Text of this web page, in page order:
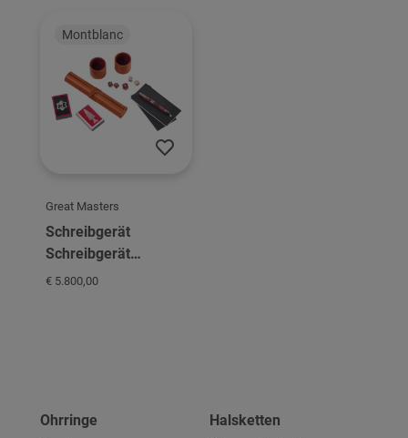
Montblanc
Great Masters
Schreibgerät
Schreibgerät
Montblanc Great
€ 5.800,00
Ohrringe
Halsketten